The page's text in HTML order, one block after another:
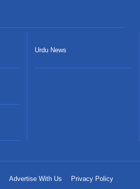
Urdu News
Advertise With Us Privacy Policy